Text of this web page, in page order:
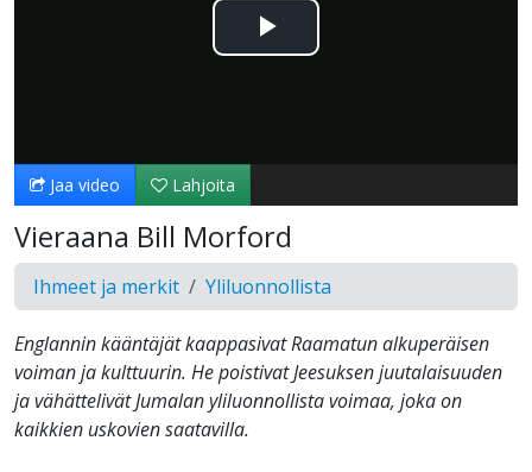
Toista
Jaa video Lahjoita
Vieraana Bill Morford
Ihmeet ja merkit Yliluonnollista
Englannin kääntäjät kaappasivat Raamatun alkuperäisen
voiman ja kulttuurin. He poistivat Jeesuksen juutalaisuuden
ja vähättelivät Jumalan yliluonnollista voimaa, joka on
kaikkien uskovien saatavilla.